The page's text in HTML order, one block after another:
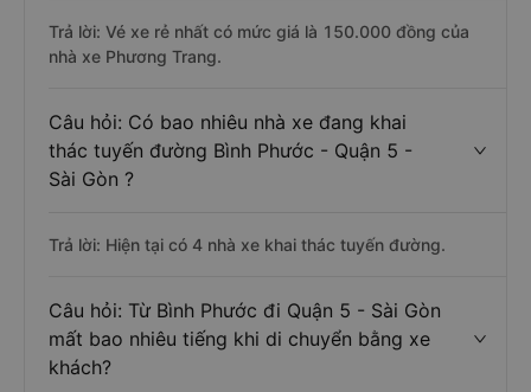
Trả lời: Vé xe rẻ nhất có mức giá là 150.000 đồng của
nhà xe Phương Trang.
Câu hỏi: Có bao nhiêu nhà xe đang khai
thác tuyến đường Bình Phước - Quận 5 -
Sài Gòn ?
Trả lời: Hiện tại có 4 nhà xe khai thác tuyến đường.
Câu hỏi: Từ Bình Phước đi Quận 5 - Sài Gòn
mất bao nhiêu tiếng khi di chuyển bằng xe
khách?